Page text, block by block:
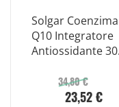
Solgar Coenzima
Q10 Integratore
Antiossidante 30
34,80 €
23,52 €